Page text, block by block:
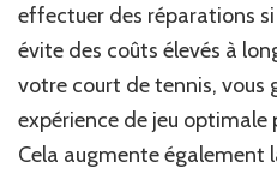
effectuer des réparations
évite des coûts élevés à
votre court de tennis, vous
expérience de jeu optimale
Cela augmente également